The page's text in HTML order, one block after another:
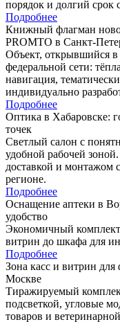
порядок и долгий срок
Подробнее
Книжный флагман
PROMTO в Санкт-
Объект, открывшийся
федеральной сети:
навигация,
индивидуально
Подробнее
Оптика в Хабаровске:
точек
Светлый салон с
удобной рабочей
доставкой и монтажом
регионе.
Подробнее
Оснащение аптеки в
удобство
Экономичный
витрин до шкафа для
Подробнее
Зона касс и витрин для
Москве
Тиражируемый
подсветкой, угловые
товаров и